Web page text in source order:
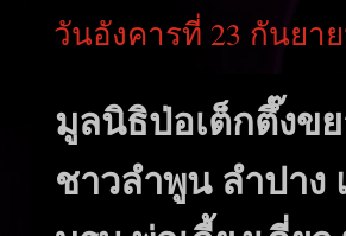
วันอังคารที่ 23 กันยา
มูลนิธิป่อเต็กตึ๊งข
ชาวลำพูน ลำปา